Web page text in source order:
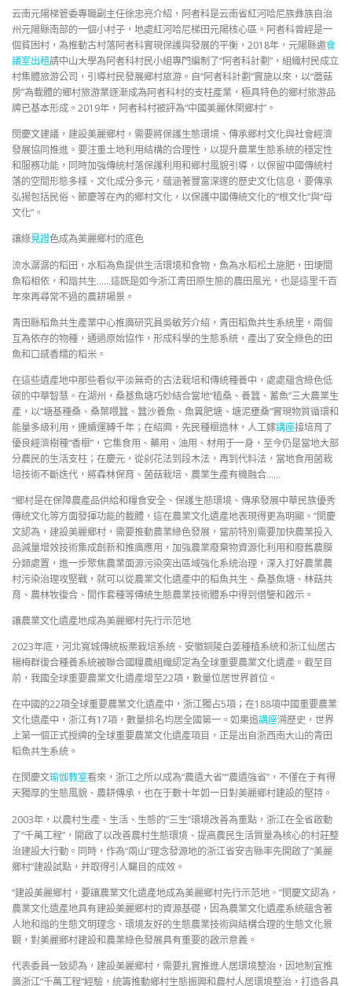
云南元陽梯管委專職副主任徐忠亮介紹，阿者科是云南省紅河哈尼族彝族自治
州元陽縣南部的一個小村子，地處紅河哈尼梯田元陽核心區。阿者科曾經是一
個貧困村，為推動古村落阿者科實現保護與發展的平衡，2018年，元陽縣邀會
議室出租請中山大學為阿者科村民小組專門編制了“阿者科計劃”，組織村民成立
村集體旅游公司，引導村民發展鄉村旅游。自“阿者科計劃”實施以來，以“蘑菇
房”為載體的鄉村旅游業逐漸成為阿者科村的支柱產業，極具特色的鄉村旅游品
牌已基本形成。2019年，阿者科村被評為“中國美麗休閑鄉村”。
閔慶文建議，建設美麗鄉村，需要將保護生態環境、傳承鄉村文化與社會經濟
發展協同推進。要注重土地利用結構的合理性，以提升農業生態系統的穩定性
和服務功能，同時加強傳統村落保護利用和鄉村風貌引導，以保留中國傳統村
落的空間形態多樣、文化成分多元，蘊涵著豐富深邃的歷史文化信息，要傳承
弘揚包括民俗、節慶等在內的鄉村文化，以保護中國傳統文化的“根文化”與“母
文化”。
讓綠見證色成為美麗鄉村的底色
流水潺潺的稻田，水稻為魚提供生活環境和食物，魚為水稻松土施肥，田埂間
魚稻相依，和諧共生……這既是如今浙江青田原生態的農田風光，也是這里千百
年來再尋常不過的農耕場景。
青田縣稻魚共生產業中心推廣研究員吳敏芳介紹，青田稻魚共生系統里，兩個
互為依存的物種，通過原始協作，形成科學的生態系統，產出了安全綠色的田
魚和口感香糯的稻米。
在這些遺產地中那些看似平淡無奇的古法栽培和傳統種養中，處處蘊含綠色低
碳的中華智慧。在湖州，桑基魚塘巧妙結合當地“植桑、養蠶、蓄魚”三大農業生
產，以“塘基種桑、桑葉喂蠶、蠶沙養魚、魚糞肥塘、塘泥壅桑”實現物質循環和
能量多級利用，連續運轉千年；在紹興，先民種榧造林，人工嫁講座接培育了
優良經濟樹種“香榧”，它集食用、藥用、油用、材用于一身，至今仍是當地大部
分農民的生活支柱；在慶元，從剁花法到段木法，再到代料法，當地食用菌栽
培技術不斷迭代，將森林保育、菌菇栽培、農業生產有機融合……
“鄉村是在保障農產品供給和糧食安全、保護生態環境、傳承發展中華民族優秀
傳統文化等方面發揮功能的載體，這在農業文化遺產地表現得更為明顯。”閔慶
文認為，建設美麗鄉村，需要推動農業綠色發展，當前特別需要加快農業投入
品減量增效技術集成創新和推廣應用，加強農業廢棄物資源化利用和廢舊農膜
分類處置，進一步聚焦農業面源污染突出區域強化系統治理，深入打好農業農
村污染治理攻堅戰，就可以從農業文化遺產中的稻魚共生、桑基魚塘、林菇共
育、農林牧復合、間作套種等傳統生態農業技術體系中得到借鑒和啟示。
讓農業文化遺產地成為美麗鄉村先行示范地
2023年底，河北寬城傳統板栗栽培系統、安徽銅陵白姜種植系統和浙江仙居古
楊梅群復合種養系統被聯合國糧農組織認定為全球重要農業文化遺產。截至目
前，我國全球重要農業文化遺產增至22項，數量位居世界首位。
在中國的22項全球重要農業文化遺產中，浙江獨占5項；在188項中國重要農業
文化遺產中，浙江有17項，數量排名均居全國第一。如果追講座溯歷史，世界
上第一個正式授牌的全球重要農業文化遺產項目，正是出自浙西南大山的青田
稻魚共生系統。
在閔慶文瑜伽教室看來，浙江之所以成為“農遺大省”“農遺強省”，不僅在于有得
天獨厚的生態風貌、農耕傳承，也在于數十年如一日對美麗鄉村建設的堅持。
2003年，以農村生產、生活、生態的“三生”環境改善為重點，浙江在全省啟動
了“千萬工程”，開啟了以改善農村生態環境、提高農民生活質量為核心的村莊整
治建設大行動。同時，作為“兩山”理念發源地的浙江省安吉縣率先開啟了“美麗
鄉村”建設試點，并取得引人矚目的成效。
“建設美麗鄉村，要讓農業文化遺產地成為美麗鄉村先行示范地。”閔慶文認為，
農業文化遺產地具有建設美麗鄉村的資源基礎，因為農業文化遺產系統蘊含著
人地和諧的生態文明理念、環境友好的生態農業技術與結構合理的生態文化景
觀，對美麗鄉村建設和農業綠色發展具有重要的啟示意義。
代表委員一致認為，建設美麗鄉村，需要扎實推進人居環境整治，因地制宜推
廣浙江“千萬工程”經驗，統籌推動鄉村生態振興和農村人居環境整治，打造各具